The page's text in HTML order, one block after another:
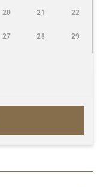
20 21 22
27 28 29